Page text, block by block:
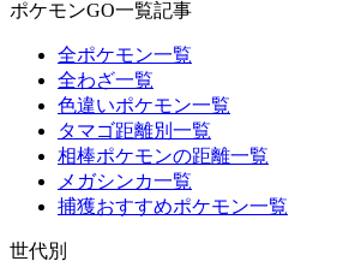
ポケモンGO一覧記事
全ポケモン一覧
全わざ一覧
色違いポケモン一覧
タマゴ距離別一覧
相棒ポケモンの距離一覧
メガシンカ一覧
捕獲おすすめポケモン一覧
世代別